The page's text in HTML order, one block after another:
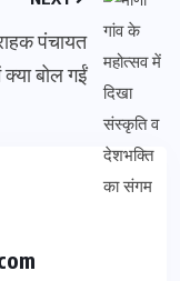
पंचायत
बोल गईं